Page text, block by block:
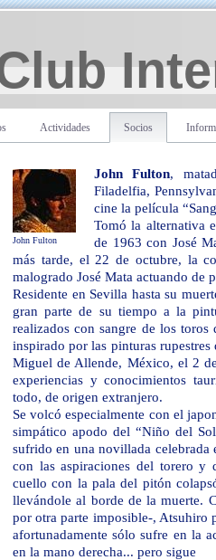
Actividades Socios
John Fulton
John Fulton,
Filadelfia,
cine la película
Tomó la alternativa
de 1963 con José
más tarde, el 22 de octubre, la
malogrado José Mata actuando de
Residente en Sevilla hasta su
gran parte de su tiempo a la
realizados con sangre de los
inspirado por las pinturas
Miguel de Allende, México, el 2
experiencias y conocimientos
todo, de origen extranjero.
Se volcó especialmente con el
simpático apodo del “Niño del
sufrido en una novillada
con las aspiraciones del torero y
cuello con la pala del pitón
llevándole al borde de la muerte.
por otra parte imposible-, Atsuhiro
afortunadamente sólo sufre en la
en la mano derecha... pero sigue